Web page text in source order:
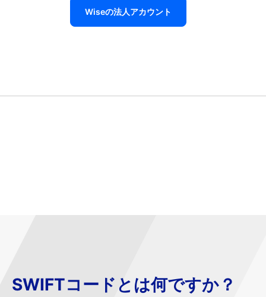
Wiseの法人アカウント
SWIFTコードとは何ですか？